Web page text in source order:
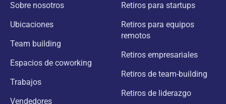
Sobre nosotros
Ubicaciones
Team building
Espacios de coworking
Trabajos
Vendedores
Retiros para startups
Retiros para equipos
remotos
Retiros empresariales
Retiros de team-building
Retiros de liderazgo